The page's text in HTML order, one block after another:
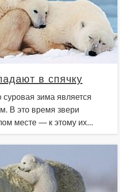
в спячку
зима является
В это время звери
месте — к этому их...